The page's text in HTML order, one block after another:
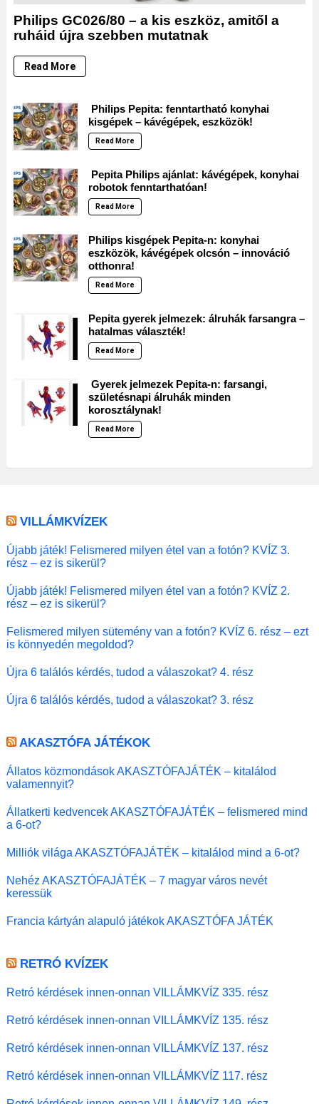
Philips GC026/80 – a kis eszköz, amitől a
ruháid újra szebben mutatnak
Read More
Philips Pepita: fenntartható konyhai
kisgépek – kávégépek, eszközök!
Read More
Pepita Philips ajánlat: kávégépek, konyhai
robotok fenntarthatóan!
Read More
Philips kisgépek Pepita-n: konyhai
eszközök, kávégépek olcsón – innováció
otthonra!
Read More
Pepita gyerek jelmezek: álruhák farsangra –
hatalmas választék!
Read More
Gyerek jelmezek Pepita-n: farsangi,
születésnapi álruhák minden
korosztálynak!
Read More
VILLÁMKVÍZEK
Újabb játék! Felismered milyen étel van a fotón? KVÍZ 3.
rész – ez is sikerül?
Újabb játék! Felismered milyen étel van a fotón? KVÍZ 2.
rész – ez is sikerül?
Felismered milyen sütemény van a fotón? KVÍZ 6. rész – ezt
is könnyedén megoldod?
Újra 6 találós kérdés, tudod a válaszokat? 4. rész
Újra 6 találós kérdés, tudod a válaszokat? 3. rész
AKASZTÓFA JÁTÉKOK
Állatos közmondások AKASZTÓFAJÁTÉK – kitalálod
valamennyit?
Állatkerti kedvencek AKASZTÓFAJÁTÉK – felismered mind
a 6-ot?
Milliók világa AKASZTÓFAJÁTÉK – kitalálod mind a 6-ot?
Nehéz AKASZTÓFAJÁTÉK – 7 magyar város nevét
keressük
Francia kártyán alapuló játékok AKASZTÓFA JÁTÉK
RETRÓ KVÍZEK
Retró kérdések innen-onnan VILLÁMKVÍZ 335. rész
Retró kérdések innen-onnan VILLÁMKVÍZ 135. rész
Retró kérdések innen-onnan VILLÁMKVÍZ 137. rész
Retró kérdések innen-onnan VILLÁMKVÍZ 117. rész